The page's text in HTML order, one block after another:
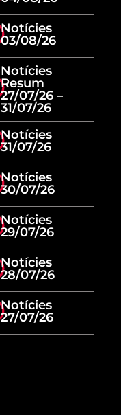
Notícies
03/08/26
Notícies
Resum
27/07/26 –
31/07/26
Notícies
31/07/26
Notícies
30/07/26
Notícies
29/07/26
Notícies
28/07/26
Notícies
27/07/26